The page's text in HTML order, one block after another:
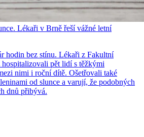
Lékaři v Brně řeší vážné letní
hodin bez stínu. Lékaři z Fakultní
pět lidí s těžkými
nimi i roční dítě. Ošetřovali také
od slunce a varují, že podobných
dnů přibývá.